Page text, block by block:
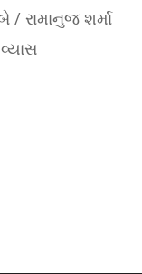
/ રામાનુજ શર્મા